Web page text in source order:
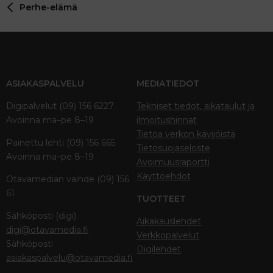
Perhe-elämä
ASIAKASPALVELU
Digipalvelut (09) 156 6227
Avoinna ma–pe 8–19
Painettu lehti (09) 156 665
Avoinna ma–pe 8–19
Otavamedian vaihde (09) 156
61
Sähköposti (digi)
digi@otavamedia.fi
Sähköposti
asiakaspalvelu@otavamedia.fi
MEDIATIEDOT
Tekniset tiedot, aikataulut ja
ilmoitushinnat
Tietoa verkon kävijöistä
Tietosuojaseloste
Avoimuusraportti
Käyttöehdot
TUOTTEET
Aikakauslehdet
Verkkopalvelut
Digilehdet